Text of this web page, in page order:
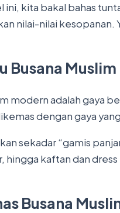
ini, kita bakal bahas
nilai-nilai kesopanan.
Busana
modern adalah gaya
dengan gaya
sekadar “gamis
hingga kaftan dan
Busana